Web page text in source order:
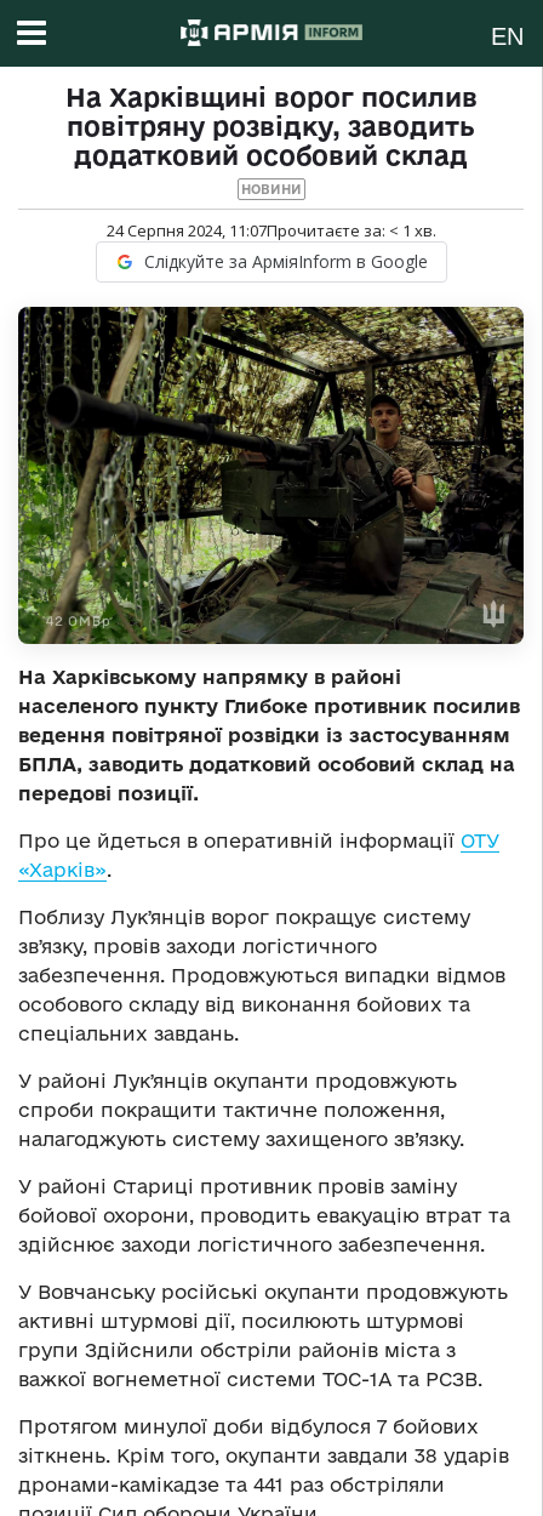
EN
На Харківщині ворог посилив
повітряну розвідку, заводить
додатковий особовий склад
НОВИНИ
24 Серпня 2024, 11:07Прочитаєте за: < 1 хв.
Слідкуйте за АрміяInform в Google
На Харківському напрямку в районі
населеного пункту Глибоке противник посилив
ведення повітряної розвідки із застосуванням
БПЛА, заводить додатковий особовий склад на
передові позиції.
Про це йдеться в оперативній інформації ОТУ
«Харків».
Поблизу Лукʼянців ворог покращує систему
звʼязку, провів заходи логістичного
забезпечення. Продовжуються випадки відмов
особового складу від виконання бойових та
спеціальних завдань.
У районі Лукʼянців окупанти продовжують
спроби покращити тактичне положення,
налагоджують систему захищеного зв’язку.
У районі Стариці противник провів заміну
бойової охорони, проводить евакуацію втрат та
здійснює заходи логістичного забезпечення.
У Вовчанську російські окупанти продовжують
активні штурмові дії, посилюють штурмові
групи Здійснили обстріли районів міста з
важкої вогнеметної системи ТОС-1А та РСЗВ.
Протягом минулої доби відбулося 7 бойових
зіткнень. Крім того, окупанти завдали 38 ударів
дронами-камікадзе та 441 раз обстріляли